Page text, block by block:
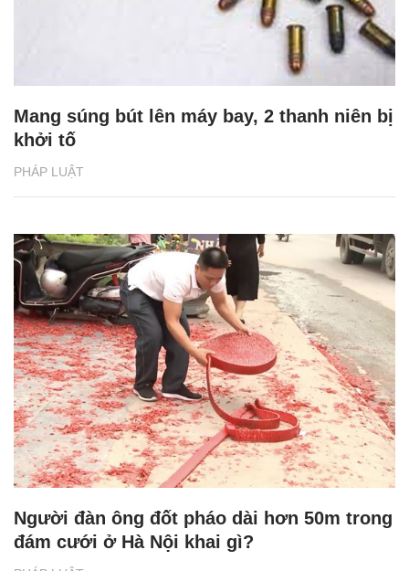
PHÁP LUẬT
Mang súng bút lên máy bay, 2 thanh niên bị
khởi tố
Người đàn ông đốt pháo dài hơn 50m trong
đám cưới ở Hà Nội khai gì?